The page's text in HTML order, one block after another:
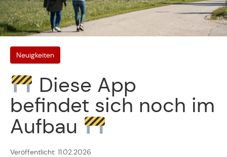
Neuigkeiten
Diese App
befindet sich noch im
Aufbau
Veröffentlicht: 11.02.2026